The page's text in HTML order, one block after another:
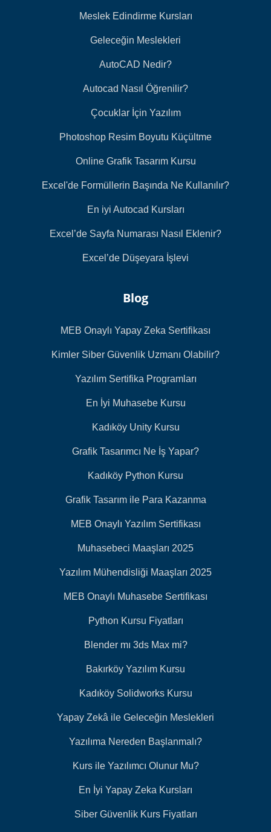
Meslek Edindirme Kursları
Geleceğin Meslekleri
AutoCAD Nedir?
Autocad Nasıl Öğrenilir?
Çocuklar İçin Yazılım
Photoshop Resim Boyutu Küçültme
Online Grafik Tasarım Kursu
Excel'de Formüllerin Başında Ne Kullanılır?
En iyi Autocad Kursları
Excel’de Sayfa Numarası Nasıl Eklenir?
Excel’de Düşeyara İşlevi
Blog
MEB Onaylı Yapay Zeka Sertifikası
Kimler Siber Güvenlik Uzmanı Olabilir?
Yazılım Sertifika Programları
En İyi Muhasebe Kursu
Kadıköy Unity Kursu
Grafik Tasarımcı Ne İş Yapar?
Kadıköy Python Kursu
Grafik Tasarım ile Para Kazanma
MEB Onaylı Yazılım Sertifikası
Muhasebeci Maaşları 2025
Yazılım Mühendisliği Maaşları 2025
MEB Onaylı Muhasebe Sertifikası
Python Kursu Fiyatları
Blender mı 3ds Max mi?
Bakırköy Yazılım Kursu
Kadıköy Solidworks Kursu
Yapay Zekâ ile Geleceğin Meslekleri
Yazılıma Nereden Başlanmalı?
Kurs ile Yazılımcı Olunur Mu?
En İyi Yapay Zeka Kursları
Siber Güvenlik Kurs Fiyatları